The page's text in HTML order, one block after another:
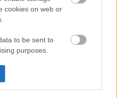
cookies on web or
to be sent to
purposes.
me
az, aki
•